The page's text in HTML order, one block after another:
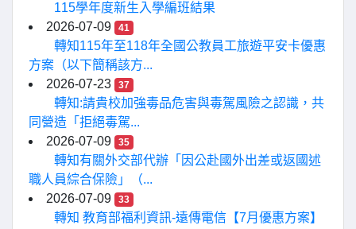
115學年度新生入學編班結果
2026-07-09
41
轉知115年至118年全國公教員工旅遊平安卡優惠
方案（以下簡稱該方...
2026-07-23
37
轉知:請貴校加強毒品危害與毒駕風險之認識，共
同營造「拒絕毒駕...
2026-07-09
35
轉知有關外交部代辦「因公赴國外出差或返國述
職人員綜合保險」（...
2026-07-09
33
轉知 教育部福利資訊-遠傳電信【7月優惠方案】